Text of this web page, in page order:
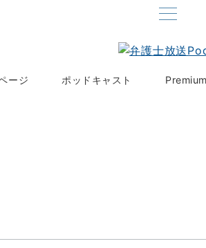
ージ ポッドキャスト Premium